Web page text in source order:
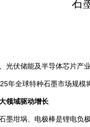
石
光伏储能及半导体芯片产
年全球特种石墨市场规模
领域驱动增长
墨坩埚、电极棒是锂电负